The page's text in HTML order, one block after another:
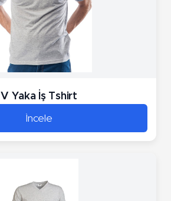
V Yaka İş Tshirt
İncele